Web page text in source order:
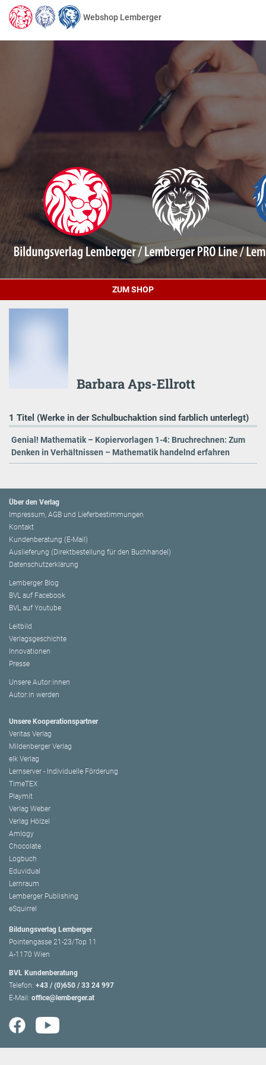
Webshop Lemberger
ZUM SHOP
Barbara Aps-Ellrott
1 Titel (Werke in der Schulbuchaktion sind farblich unterlegt)
Genial! Mathematik – Kopiervorlagen 1-4: Bruchrechnen: Zum
Denken in Verhältnissen – Mathematik handelnd erfahren
Über den Verlag
Impressum, AGB und Lieferbestimmungen
Kontakt
Kundenberatung (E-Mail)
Auslieferung (Direktbestellung für den Buchhandel)
Datenschutzerklärung
Lemberger Blog
BVL auf Facebook
BVL auf Youtube
Leitbild
Verlagsgeschichte
Innovationen
Presse
Unsere Autor:innen
Autor:in werden
Unsere Kooperationspartner
Veritas Verlag
Mildenberger Verlag
elk Verlag
Lernserver - Individuelle Förderung
TimeTEX
Playmit
Verlag Weber
Verlag Hölzel
Amlogy
Chocolate
Logbuch
Eduvidual
Lernraum
Lemberger Publishing
eSquirrel
Bildungsverlag Lemberger
Pointengasse 21-23/Top 11
A-1170 Wien
BVL Kundenberatung
Telefon: +43 / (0)650 / 33 24 997
E-Mail: office@lemberger.at